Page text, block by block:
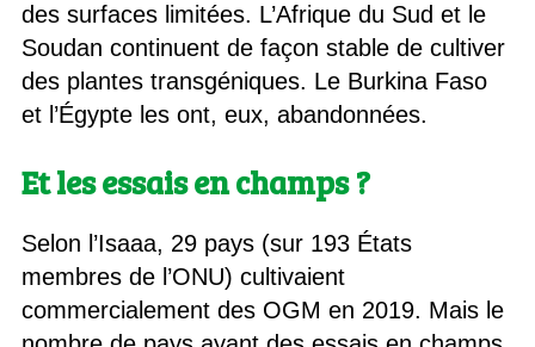
des surfaces limitées. L’Afrique du Sud et le
Soudan continuent de façon stable de cultiver
des plantes transgéniques. Le Burkina Faso
et l’Égypte les ont, eux, abandonnées.
Et les essais en champs ?
Selon l’Isaaa, 29 pays (sur 193 États
membres de l’ONU) cultivaient
commercialement des OGM en 2019. Mais le